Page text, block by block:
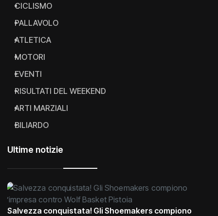
CICLISMO
PALLAVOLO
ATLETICA
MOTORI
EVENTI
RISULTATI DEL WEEKEND
ARTI MARZIALI
BILIARDO
Ultime notizie
Salvezza conquistata! Gli Shoemakers compiono